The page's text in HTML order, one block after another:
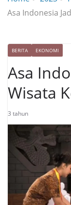
Asa Indonesia
BERITA EKONOMI
Asa
Wisata
3 tahun